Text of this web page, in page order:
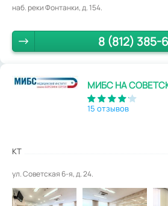
наб. реки Фонтанки, д. 154.
8 (812) 385-
МИБС НА
15 отзывов
КТ
ул. Советская 6-я, д. 24.